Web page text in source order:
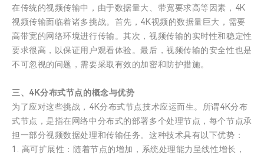
在传统的视频传输中，由于数据量大、带宽要求高等因素，4K
视频传输面临着诸多挑战。首先，4K视频的数据量巨大，需要
高带宽的网络环境进行传输。其次，视频传输的实时性和稳定性
要求很高，以保证用户观看体验。最后，视频传输的安全性也是
不可忽视的问题，需要采取有效的加密和防护措施。
三、4K分布式节点的概念与优势
为了应对这些挑战，4K分布式节点技术应运而生。所谓4K分布
式节点，是指在网络中分布式的部署多个处理节点，每个节点承
担一部分视频数据处理和传输任务。这种技术具有以下优势：
1. 高可扩展性：随着节点的增加，系统处理能力呈线性增长，